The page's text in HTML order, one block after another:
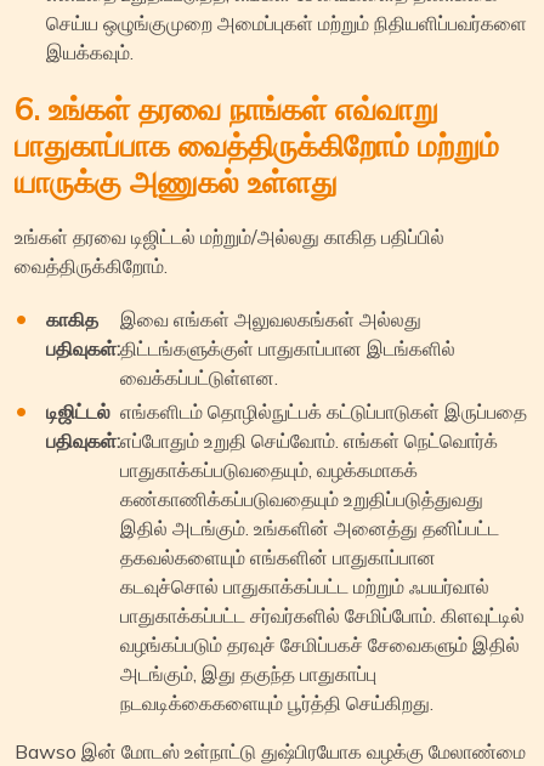
செய்ய ஒழுங்குமுறை அமைப்புகள் மற்றும் நிதியளிப்பவர்களை
இயக்கவும்.
6. உங்கள் தரவை நாங்கள் எவ்வாறு
பாதுகாப்பாக வைத்திருக்கிறோம் மற்றும்
யாருக்கு அணுகல் உள்ளது
உங்கள் தரவை டிஜிட்டல் மற்றும்/அல்லது காகித பதிப்பில்
வைத்திருக்கிறோம்.
காகித
பதிவுகள்:
இவை எங்கள் அலுவலகங்கள் அல்லது
திட்டங்களுக்குள் பாதுகாப்பான இடங்களில்
வைக்கப்பட்டுள்ளன.
டிஜிட்டல்
பதிவுகள்:
எங்களிடம் தொழில்நுட்பக் கட்டுப்பாடுகள் இருப்பதை
எப்போதும் உறுதி செய்வோம். எங்கள் நெட்வொர்க்
பாதுகாக்கப்படுவதையும், வழக்கமாகக்
கண்காணிக்கப்படுவதையும் உறுதிப்படுத்துவது
இதில் அடங்கும். உங்களின் அனைத்து தனிப்பட்ட
தகவல்களையும் எங்களின் பாதுகாப்பான
கடவுச்சொல் பாதுகாக்கப்பட்ட மற்றும் ஃபயர்வால்
பாதுகாக்கப்பட்ட சர்வர்களில் சேமிப்போம். கிளவுட்டில்
வழங்கப்படும் தரவுச் சேமிப்பகச் சேவைகளும் இதில்
அடங்கும், இது தகுந்த பாதுகாப்பு
நடவடிக்கைகளையும் பூர்த்தி செய்கிறது.
Bawso இன் மோடஸ் உள்நாட்டு துஷ்பிரயோக வழக்கு மேலாண்மை